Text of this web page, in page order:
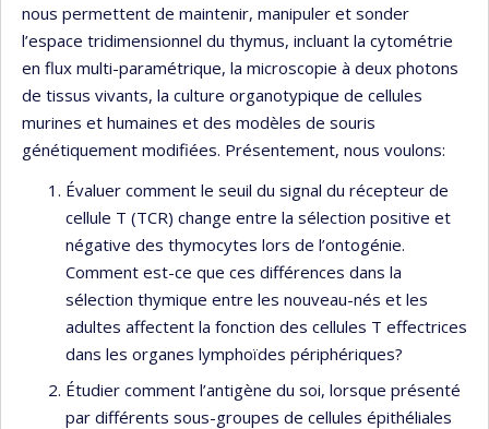
nous permettent de maintenir, manipuler et sonder
l’espace tridimensionnel du thymus, incluant la cytométrie
en flux multi-paramétrique, la microscopie à deux photons
de tissus vivants, la culture organotypique de cellules
murines et humaines et des modèles de souris
génétiquement modifiées. Présentement, nous voulons:
Évaluer comment le seuil du signal du récepteur de
cellule T (TCR) change entre la sélection positive et
négative des thymocytes lors de l’ontogénie.
Comment est-ce que ces différences dans la
sélection thymique entre les nouveau-nés et les
adultes affectent la fonction des cellules T effectrices
dans les organes lymphoïdes périphériques?
Étudier comment l’antigène du soi, lorsque présenté
par différents sous-groupes de cellules épithéliales